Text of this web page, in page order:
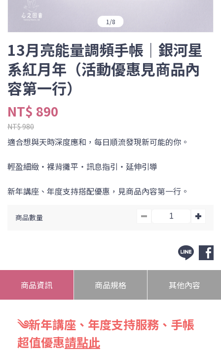
1 /8
13月亮能量調頻手帳｜銀河星
系紅月年（活動優惠見商品內
容第一行）
NT$ 890
NT$ 980
適合想與天時深度應和，每日順流發現新可能的你。
輕盈細緻‧裸背攤平‧訊息指引‧延伸引導
新年講座、年度支持搭配優惠，見商品內容第一行。
商品數量
商品資訊 商品規格 其他內容
༄新年講座、年度支持服務、手帳
超值優惠請點此